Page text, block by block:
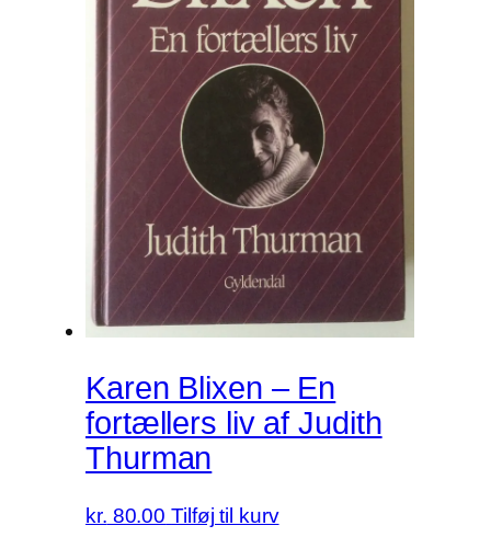
Karen Blixen – En
fortællers liv af Judith
Thurman
kr. 80.00 Tilføj til kurv